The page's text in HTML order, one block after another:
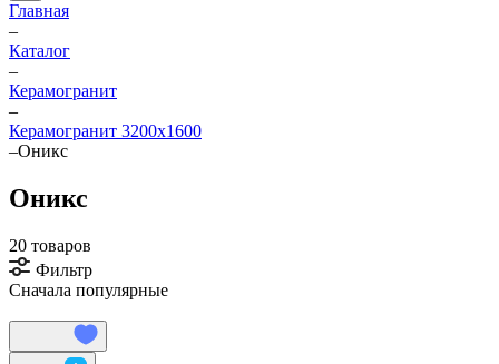
Главная
–
Каталог
–
Керамогранит
–
Керамогранит 3200х1600
–Оникс
Оникс
20 товаров
Фильтр
Сначала популярные